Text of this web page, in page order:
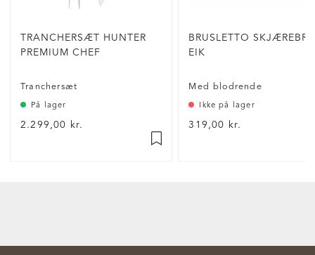
TRANCHERSÆT HUNTER
PREMIUM CHEF
Tranchersæt
På lager
2.299,00 kr.
BRUSLETTO
EIK
Med blodrende
Ikke på lager
319,00 kr.